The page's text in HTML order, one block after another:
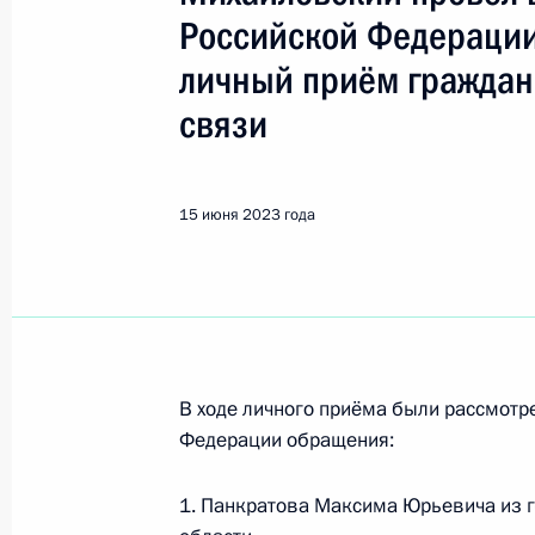
О ходе исполнения поручения,
конференц-связи жительницы
Президента Российской
О ходе исполнения поручения,
конференц-связи жителя
Федерации в Приёмной
Российской
личный приём
связи
15 июня 2023 года
В ходе личного приёма были
Федерации обращения:
1. Панкратова Максима Юрьевича из